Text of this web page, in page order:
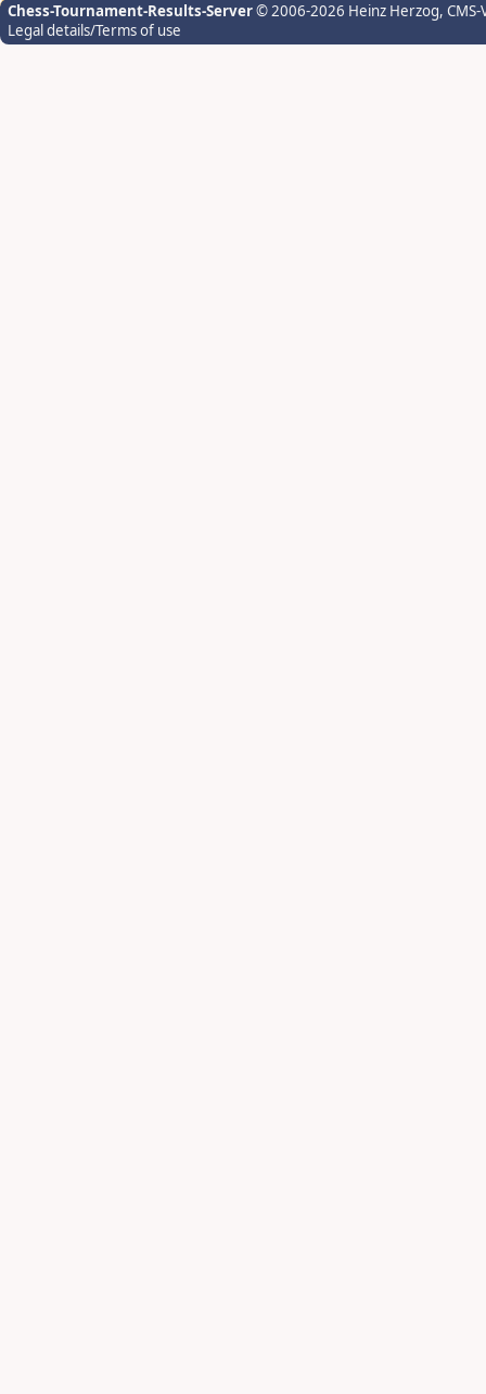
Chess-Tournament-Results-Server© 2006-2026 Heinz Herzog,
Legal details/Terms of use